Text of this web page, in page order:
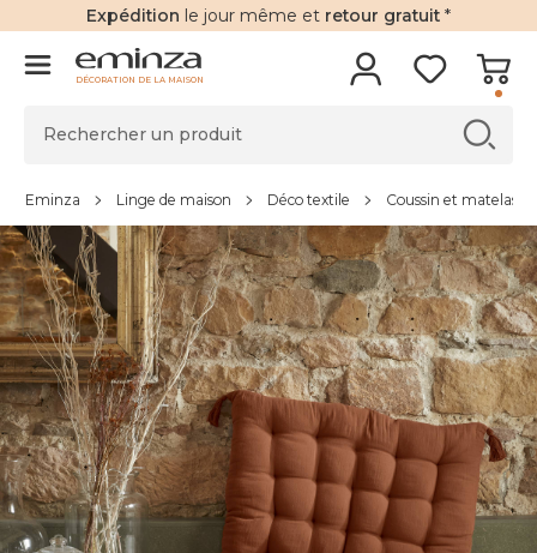
Expédition le jour même et retour gratuit *
DÉCORATION DE LA MAISON
Eminza Linge de maison Déco textile Coussin et matelas